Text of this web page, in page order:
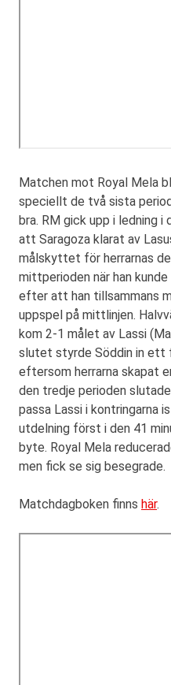
Matchen mot Royal Mela
speciellt de två sista
bra. RM gick upp i ledning
att Saragoza klarat av
målskyttet för herrarnas
mittperioden när han
efter att han tillsammans
uppspel på mittlinjen.
kom 2-1 målet av Lassi
slutet styrde Söddin in ett
eftersom herrarna skapat
den tredje perioden
passa Lassi i kontringarna
utdelning först i den 41
byte. Royal Mela
men fick se sig besegrade.
Matchdagboken finns här.